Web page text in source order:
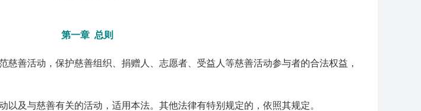
第一章 总则
慈善活动，保护慈善组织、捐赠人、志愿者、受益人等慈善活动参与者的合法权益，
以及与慈善有关的活动，适用本法。其他法律有特别规定的，依照其规定。